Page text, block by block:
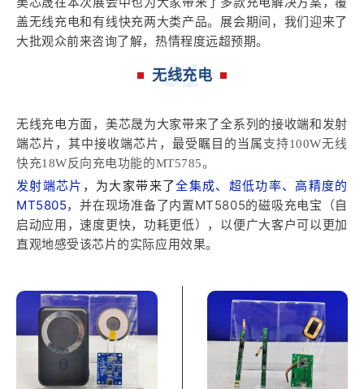
盖无线充电和有线快充两大类产品。展会期间，我们迎来了
大批观众前来咨询了解，热情程度远超预期。
01
无线充电
无线充电方面，美芯晟为大家带来了全系列的接收端和发射
端芯片，其中接收端芯片 ，最受瞩目的当属支持100W无线
快充18W反向充电功能的MT5785。
发射端芯片 ，为大家带来了全集成、超低功率、高精度的
MT5805，并在现场准备了内置MT5805的磁吸充电宝（自
启动应用，速度更快，功耗更低），以便广大客户可以更加
直观地感受该芯片的实际应用效果。